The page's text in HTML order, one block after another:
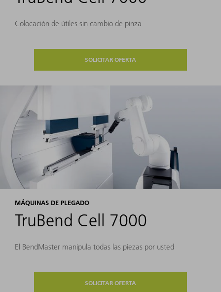
Colocación de útiles sin cambio de pinza
SOLICITAR OFERTA
MÁQUINAS DE PLEGADO
TruBend Cell 7000
El BendMaster manipula todas las piezas por usted
SOLICITAR OFERTA